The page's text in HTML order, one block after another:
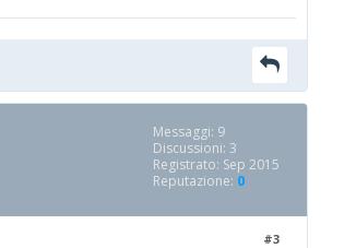
Messaggi: 9
Discussioni: 3
Registrato: Sep 2015
Reputazione: 0
#3